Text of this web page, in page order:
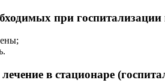
при госпитализации
в стационаре